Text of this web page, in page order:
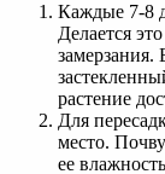
Каждые 7-8
Делается
растение
Для
место.
ее